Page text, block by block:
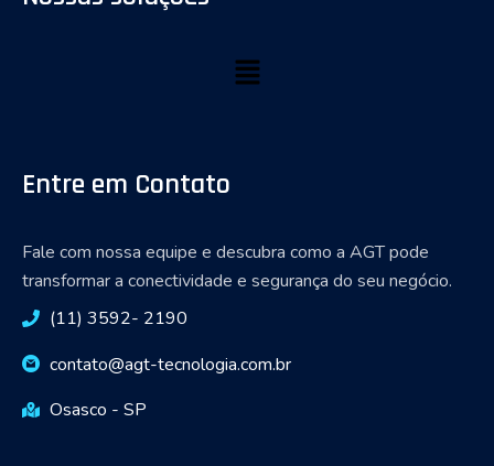
Entre em Contato
Fale com nossa equipe e descubra como a AGT pode
transformar a conectividade e segurança do seu negócio.
(11) 3592- 2190
contato@agt-tecnologia.com.br
Osasco - SP